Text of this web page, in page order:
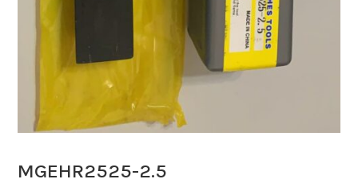
MGEHR2525-2.5